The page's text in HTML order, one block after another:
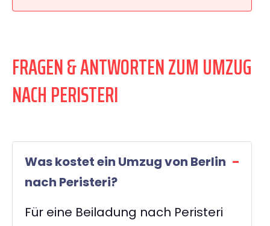
FRAGEN & ANTWORTEN ZUM UMZUG
NACH PERISTERI
Was kostet ein Umzug von Berlin
nach Peristeri?
Für eine Beiladung nach Peristeri